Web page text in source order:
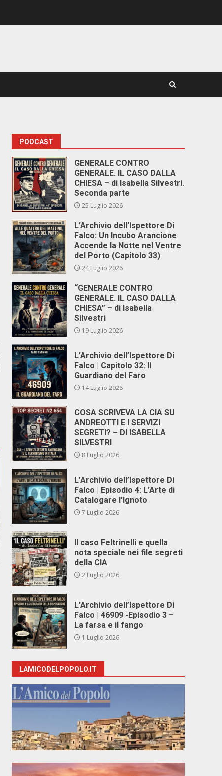
PODCAST
GENERALE CONTRO
GENERALE. IL CASO DALLA
CHIESA – di Isabella Silvestri.
Seconda parte
25 Luglio 2026
L’Archivio dell’Ispettore Di
Falco: Un Incubo Arancione
Accende la Notte nel Ventre
del Porto (Capitolo 33)
24 Luglio 2026
“GENERALE CONTRO
GENERALE. IL CASO DALLA
CHIESA” – di Isabella
Silvestri
19 Luglio 2026
L’Archivio dell’Ispettore Di
Falco | Capitolo 32: Il
Guardiano del Faro
14 Luglio 2026
COSA SCRIVEVA LA CIA SU
ANDREOTTI E I SERVIZI
SEGRETI? – DI ISABELLA
SILVESTRI
8 Luglio 2026
L’Archivio dell’Ispettore Di
Falco | Episodio 4: L’Arte di
Catalogare l’Ignoto
7 Luglio 2026
Il caso Feltrinelli e quella
nota speciale nei file segreti
della CIA
2 Luglio 2026
L’Archivio dell’Ispettore Di
Falco | 46909 -Episodio 3 –
La farsa e il fango
1 Luglio 2026
LAMICODELPOPOLO.IT